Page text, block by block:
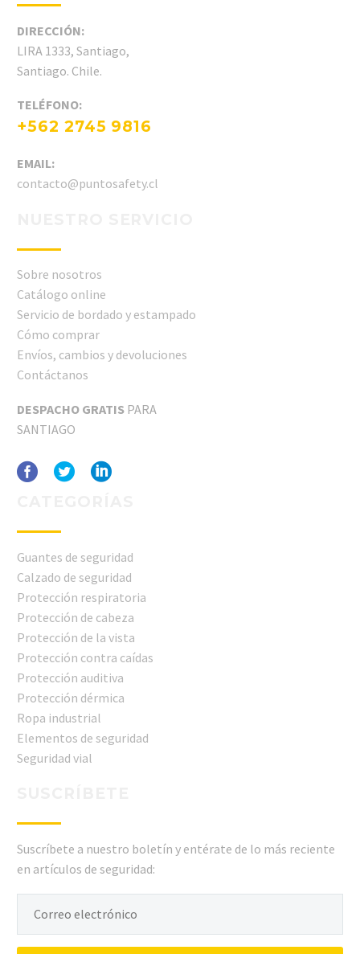
DIRECCIÓN:
LIRA 1333, Santiago,
Santiago. Chile.
TELÉFONO:
+562 2745 9816
EMAIL:
contacto@puntosafety.cl
Sobre nosotros
Catálogo online
Servicio de bordado y estampado
Cómo comprar
Envíos, cambios y devoluciones
Contáctanos
DESPACHO GRATIS PARA
SANTIAGO
Guantes de seguridad
Calzado de seguridad
Protección respiratoria
Protección de cabeza
Protección de la vista
Protección contra caídas
Protección auditiva
Protección dérmica
Ropa industrial
Elementos de seguridad
Seguridad vial
Suscríbete a nuestro boletín y entérate de lo más reciente
en artículos de seguridad: